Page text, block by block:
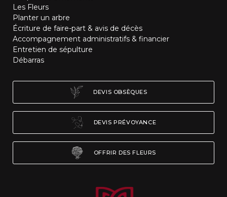
Les Fleurs
Planter un arbre
Écriture de faire-part & avis de décès
Accompagnement administratifs & financier
Entretien de sépulture
Débarras
DEVIS OBSÈQUES
DEVIS PRÉVOYANCE
OFFRIR DES FLEURS